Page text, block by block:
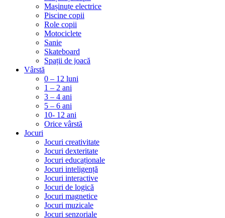
Mașinuțe electrice
Piscine copii
Role copii
Motociclete
Sanie
Skateboard
Spații de joacă
Vârstă
0 – 12 luni
1 – 2 ani
3 – 4 ani
5 – 6 ani
10- 12 ani
Orice vârstă
Jocuri
Jocuri creativitate
Jocuri dexteritate
Jocuri educaționale
Jocuri inteligență
Jocuri interactive
Jocuri de logică
Jocuri magnetice
Jocuri muzicale
Jocuri senzoriale